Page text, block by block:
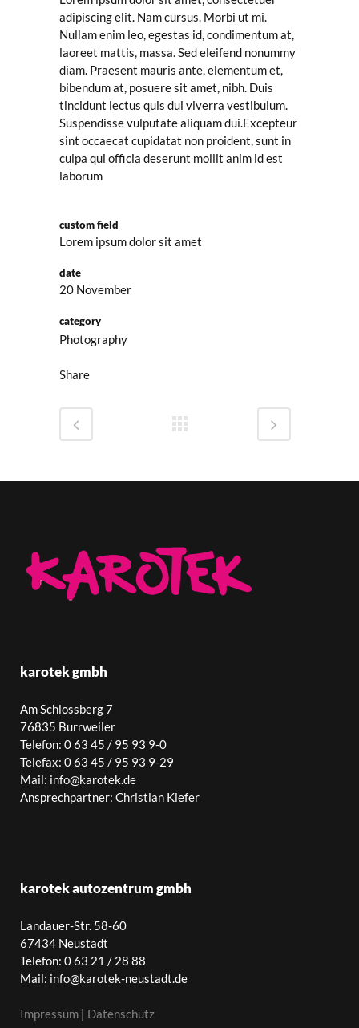
adipiscing elit. Nam cursus. Morbi ut mi.
Nullam enim leo, egestas id, condimentum at,
laoreet mattis, massa. Sed eleifend nonummy
diam. Praesent mauris ante, elementum et,
bibendum at, posuere sit amet, nibh. Duis
tincidunt lectus quis dui viverra vestibulum.
Suspendisse vulputate aliquam dui.Excepteur
sint occaecat cupidatat non proident, sunt in
culpa qui officia deserunt mollit anim id est
laborum
custom field
Lorem ipsum dolor sit amet
date
20 November
category
Photography
Share
karotek gmbh
Am Schlossberg 7
76835 Burrweiler
Telefon: 0 63 45 / 95 93 9-0
Telefax: 0 63 45 / 95 93 9-29
Mail: info@karotek.de
Ansprechpartner: Christian Kiefer
karotek autozentrum gmbh
Landauer-Str. 58-60
67434 Neustadt
Telefon: 0 63 21 / 28 88
Mail: info@karotek-neustadt.de
Impressum Datenschutz